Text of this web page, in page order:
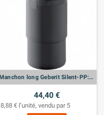
Manchon long Geberit Silent-PP: d:75mm
44,40 €
8,88 € l’unité, vendu par 5